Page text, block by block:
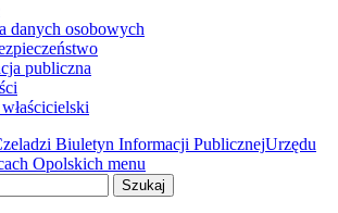
danych osobowych
publiczna
Biuletyn Informacji PublicznejUrzędu
Opolskich menu